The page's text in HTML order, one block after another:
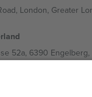
London, Greater
52a, 6390